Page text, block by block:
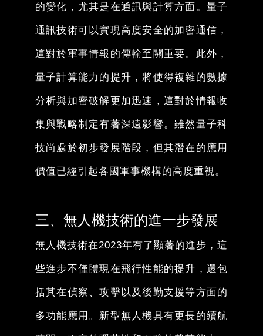
的變化，尤其是在通訊與計算方面。量子
通訊技術可以實現高度安全的加密通信，
這對於軍事情報的傳輸至關重要。此外，
量子計算能力的提升，將使得複雜的數據
分析與加密破解更加迅速，這對於情報收
集與戰略制定有著深遠影響。雖然量子科
技尚處於初步發展階段，但其潛在的應用
價值已經引起各國軍事機構的高度重視。
三、無人機技術的進一步發展
無人機技術在2023年有了顯著的進步，這
些進步不僅體現在飛行性能的提升，還包
括其在偵察、攻擊以及後勤支援等方面的
多功能應用。新型無人機具有更長的續航